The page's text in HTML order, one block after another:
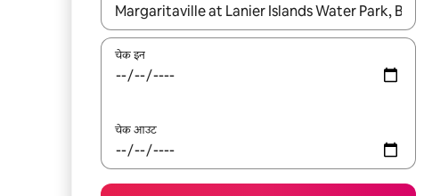
नतीजों के उपलब्ध होने पर, अप और डाउन 'ऐरो की' का इस्तेमाल
चेक इन
चेक आउट